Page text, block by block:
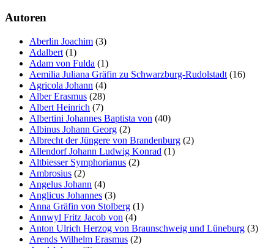
Autoren
Aberlin Joachim (3)
Adalbert (1)
Adam von Fulda (1)
Aemilia Juliana Gräfin zu Schwarzburg-Rudolstadt (16)
Agricola Johann (4)
Alber Erasmus (28)
Albert Heinrich (7)
Albertini Johannes Baptista von (40)
Albinus Johann Georg (2)
Albrecht der Jüngere von Brandenburg (2)
Allendorf Johann Ludwig Konrad (1)
Altbiesser Symphorianus (2)
Ambrosius (2)
Angelus Johann (4)
Anglicus Johannes (3)
Anna Gräfin von Stolberg (1)
Annwyl Fritz Jacob von (4)
Anton Ulrich Herzog von Braunschweig und Lüneburg (3)
Arends Wilhelm Erasmus (2)